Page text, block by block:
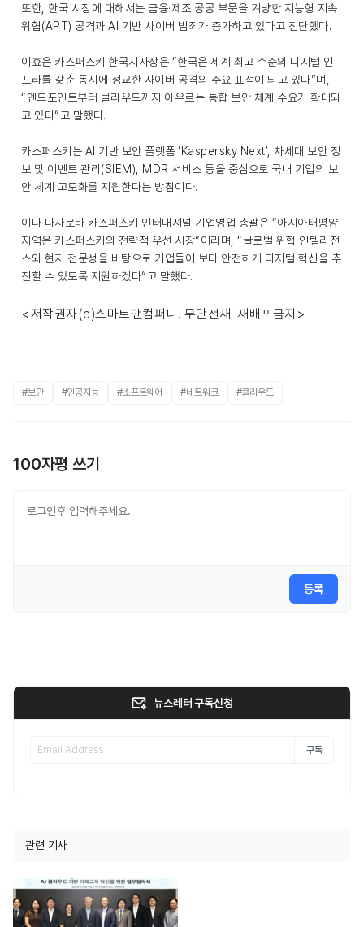
또한, 한국 시장에 대해서는 금융·제조·공공 부문을 겨냥한 지능형 지속
위협(APT) 공격과 AI 기반 사이버 범죄가 증가하고 있다고 진단했다.
이효은 카스퍼스키 한국지사장은 “한국은 세계 최고 수준의 디지털 인
프라를 갖춘 동시에 정교한 사이버 공격의 주요 표적이 되고 있다”며,
“엔드포인트부터 클라우드까지 아우르는 통합 보안 체계 수요가 확대되
고 있다”고 말했다.
카스퍼스키는 AI 기반 보안 플랫폼 ‘Kaspersky Next’, 차세대 보안 정
보 및 이벤트 관리(SIEM), MDR 서비스 등을 중심으로 국내 기업의 보
안 체계 고도화를 지원한다는 방침이다.
이나 나자로바 카스퍼스키 인터내셔널 기업영업 총괄은 “아시아태평양
지역은 카스퍼스키의 전략적 우선 시장”이라며, “글로벌 위협 인텔리전
스와 현지 전문성을 바탕으로 기업들이 보다 안전하게 디지털 혁신을 추
진할 수 있도록 지원하겠다”고 말했다.
<저작권자(c)스마트앤컴퍼니. 무단전재-재배포금지>
#보안 #인공지능 #소프트웨어 #네트워크 #클라우드
100자평 쓰기
등록
뉴스레터 구독신청
구독
관련 기사